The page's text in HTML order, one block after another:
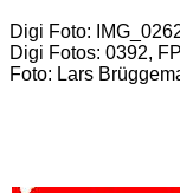
Digi Foto:
Digi Fotos: 0392,
Foto: Lars